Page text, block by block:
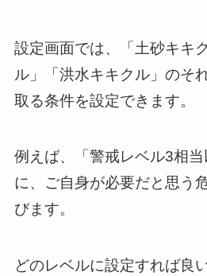
設定画面では、「土砂キキ
ル」「洪水キキクル」のそ
取る条件を設定できます。
例えば、「警戒レベル3相
に、ご自身が必要だと思う
びます。
どのレベルに設定すれば良